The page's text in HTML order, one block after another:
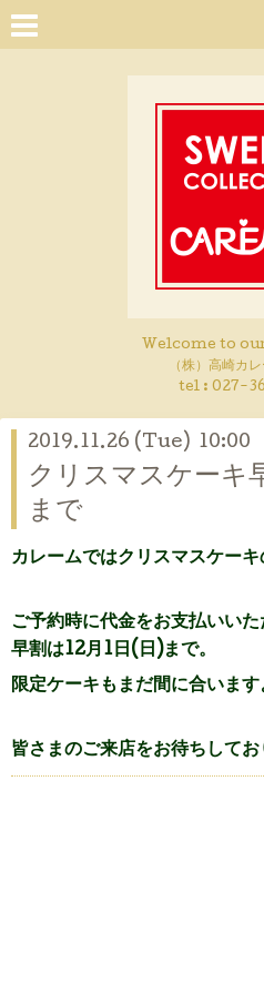
Welcome to
（株）高崎カ
tel : 027-
2019.11.26 (Tue) 10:00
クリスマスケーキ
まで
カレームではクリスマスケーキ
ご予約時に代金をお支払いい
早割は12月1日(日)まで。
限定ケーキもまだ間に合います
皆さまのご来店をお待ちしてお